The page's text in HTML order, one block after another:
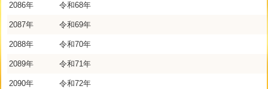
2086年 令和68年
2087年 令和69年
2088年 令和70年
2089年 令和71年
2090年 令和72年